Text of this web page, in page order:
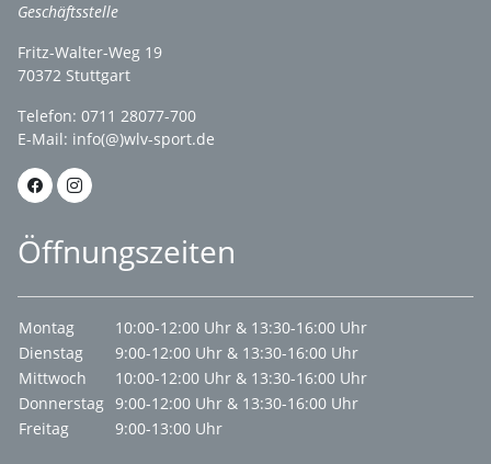
Geschäftsstelle
Fritz-Walter-Weg 19
70372 Stuttgart
Telefon: 0711 28077-700
E-Mail: info(@)wlv-sport.de
Öffnungszeiten
Montag
10:00-12:00 Uhr & 13:30-16:00 Uhr
Dienstag
9:00-12:00 Uhr & 13:30-16:00 Uhr
Mittwoch
10:00-12:00 Uhr & 13:30-16:00 Uhr
Donnerstag 9:00-12:00 Uhr & 13:30-16:00 Uhr
Freitag
9:00-13:00 Uhr